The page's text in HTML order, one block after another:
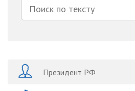
Президент РФ